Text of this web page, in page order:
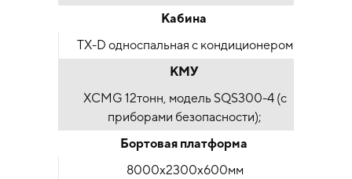
Кабина
TX-D односпальная с кондиционером
КМУ
XCMG 12тонн, модель SQS300-4 (с
приборами безопасности);
Бортовая платформа
8000х2300х600мм